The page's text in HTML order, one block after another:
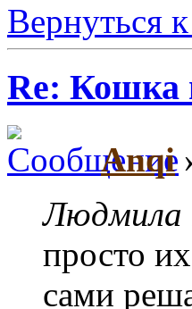
Вернуться
Re: Кошка
Anqi
Людмила
просто
сами